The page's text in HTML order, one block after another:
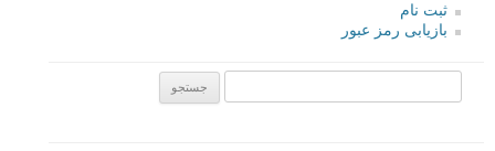
ثبت نام
بازیابی رمز عبور